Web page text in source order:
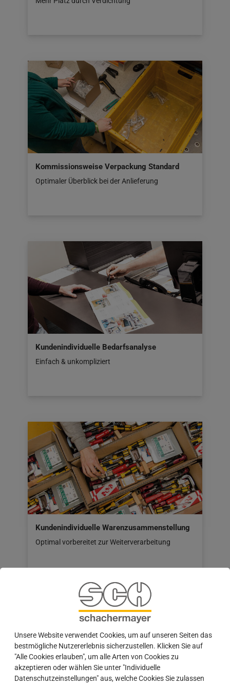
Unsere Website verwendet Cookies, um auf unseren Seiten das
bestmögliche Nutzererlebnis sicherzustellen. Klicken Sie auf
"Alle Cookies erlauben", um alle Arten von Cookies zu
akzeptieren oder wählen Sie unter "Individuelle
Datenschutzeinstellungen" aus, welche Cookies Sie zulassen
Kommissionsweise Verpackung Standard
Optimaler Überblick bei der Anlieferung
Kundenindividuelle Bedarfsanalyse
Einfach & unkompliziert
Kundenindividuelle Warenzusammenstellung
Optimal vorbereitet zur Weiterverarbeitung